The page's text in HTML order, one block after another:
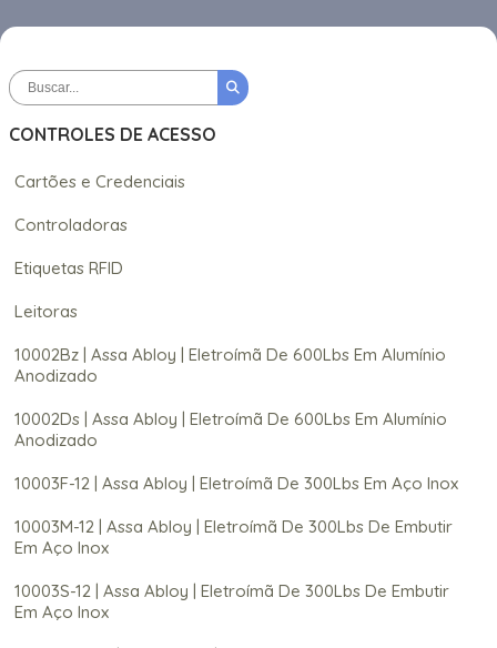
CONTROLES DE ACESSO
Cartões e Credenciais
Controladoras
Etiquetas RFID
Leitoras
10002Bz | Assa Abloy | Eletroímã De 600Lbs Em Alumínio
Anodizado
10002Ds | Assa Abloy | Eletroímã De 600Lbs Em Alumínio
Anodizado
10003F-12 | Assa Abloy | Eletroímã De 300Lbs Em Aço Inox
10003M-12 | Assa Abloy | Eletroímã De 300Lbs De Embutir
Em Aço Inox
10003S-12 | Assa Abloy | Eletroímã De 300Lbs De Embutir
Em Aço Inox